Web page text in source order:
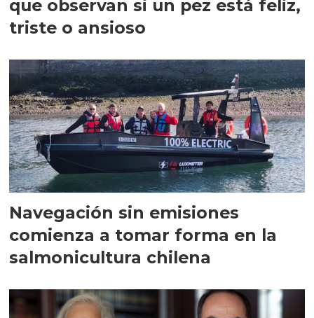
que observan si un pez está feliz,
triste o ansioso
Navegación sin emisiones
comienza a tomar forma en la
salmonicultura chilena